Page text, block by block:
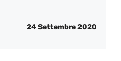
24 Settembre 2020